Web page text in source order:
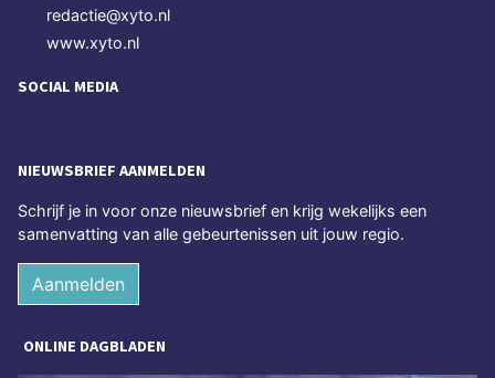
redactie@xyto.nl
www.xyto.nl
SOCIAL MEDIA
NIEUWSBRIEF AANMELDEN
Schrijf je in voor onze nieuwsbrief en krijg wekelijks een
samenvatting van alle gebeurtenissen uit jouw regio.
Aanmelden
ONLINE DAGBLADEN